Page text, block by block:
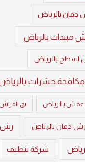
بالرياض
مبيدات بالرياض
اسطح بالرياض
حشرات
بالرياض بق الفراش
رش دفان بالرياض رش
شركة تنظيف